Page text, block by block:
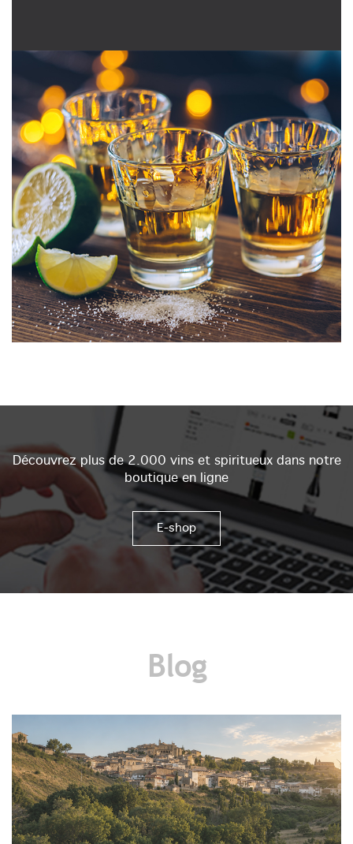
Découvrez plus de 2.000 vins et spiritueux dans notre
boutique en ligne
E-shop
Blog